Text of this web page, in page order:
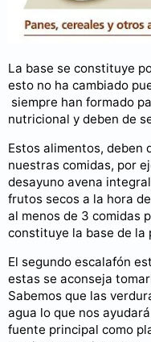
La base se constituye
esto no ha cambiado
siempre han formado
nutricional y deben de
Estos alimentos, deben
nuestras comidas, por
desayuno avena
frutos secos a la hora
al menos de 3 comidas
constituye la base de la
El segundo escalafón
estas se aconseja
Sabemos que las
agua lo que nos
fuente principal como